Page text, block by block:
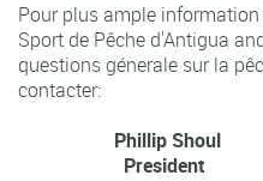
Pour plus ample
Sport de Pêche d'Antigua
questions génerale sur la
contacter:
Phillip Shoul
President